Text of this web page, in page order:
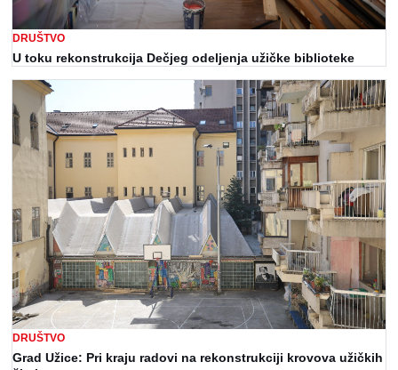
DRUŠTVO
U toku rekonstrukcija Dečjeg odeljenja užičke biblioteke
DRUŠTVO
Grad Užice: Pri kraju radovi na rekonstrukciji krovova užičkih